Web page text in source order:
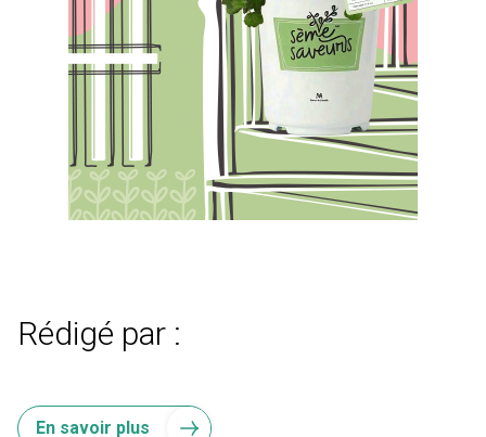
Rédigé par :
En savoir plus